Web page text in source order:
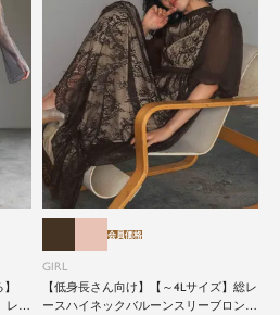
レイ
GIRL
【低身長さん向け】【～4Lサイズ】総レ
ースハイネックバルーンスリーブロング
会員価格